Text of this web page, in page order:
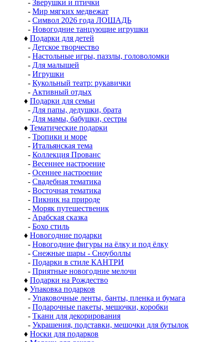
- Зверушки и птички
- Мир мягких медвежат
- Символ 2026 года ЛОШАДЬ
- Новогодние танцующие игрушки
♦ Подарки для детей
- Детское творчество
- Настольные игры, паззлы, головоломки
- Для малышей
- Игрушки
- Кукольный театр: рукавички
- Активный отдых
♦ Подарки для семьи
- Для папы, дедушки, брата
- Для мамы, бабушки, сестры
♦ Тематические подарки
- Тропики и море
- Итальянская тема
- Коллекция Прованс
- Весеннее настроение
- Осеннее настроение
- Свадебная тематика
- Восточная тематика
- Пикник на природе
- Моряк путешественик
- Арабская сказка
- Бохо стиль
♦ Новогодние подарки
- Новогодние фигуры на ёлку и под ёлку
- Снежные шары - Сноуболлы
- Подарки в стиле КАНТРИ
- Приятные новогодние мелочи
♦ Подарки на Рождество
♦ Упаковка подарков
- Упаковочные ленты, банты, пленка и бумага
- Подарочные пакеты, мешочки, коробки
- Ткани для декорирования
- Украшения, подставки, мешочки для бутылок
♦ Носки для подарков